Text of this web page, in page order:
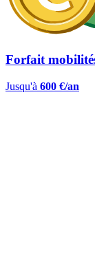
Forfait
Jusqu'à 600 €/an